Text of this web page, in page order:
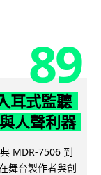
89
耳式監聽
人聲利器
MDR-7506 到
舞台製作者與創